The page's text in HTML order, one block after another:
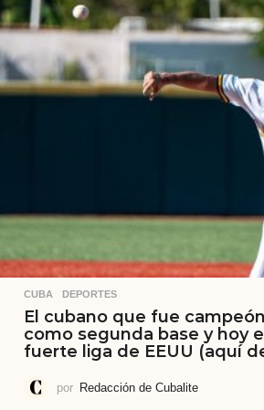
CUBA ,DEPORTES
El cubano que fue
como segunda base y hoy
fuerte liga de EEUU (aquí
por Redacción de Cubalite